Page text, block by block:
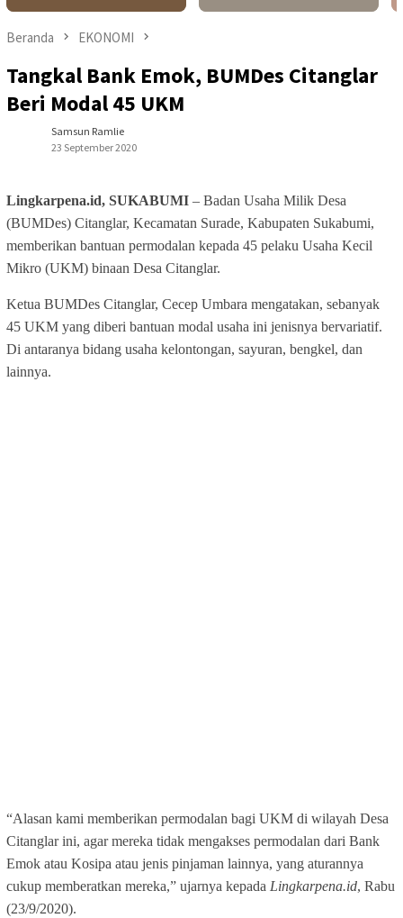
Beranda EKONOMI
Tangkal Bank Emok, BUMDes Citanglar
Beri Modal 45 UKM
Samsun Ramlie
23 September 2020
Lingkarpena.id, SUKABUMI – Badan Usaha Milik Desa
(BUMDes) Citanglar, Kecamatan Surade, Kabupaten Sukabumi,
memberikan bantuan permodalan kepada 45 pelaku Usaha Kecil
Mikro (UKM) binaan Desa Citanglar.
Ketua BUMDes Citanglar, Cecep Umbara mengatakan, sebanyak
45 UKM yang diberi bantuan modal usaha ini jenisnya bervariatif.
Di antaranya bidang usaha kelontongan, sayuran, bengkel, dan
lainnya.
“Alasan kami memberikan permodalan bagi UKM di wilayah Desa
Citanglar ini, agar mereka tidak mengakses permodalan dari Bank
Emok atau Kosipa atau jenis pinjaman lainnya, yang aturannya
cukup memberatkan mereka,” ujarnya kepada Lingkarpena.id, Rabu
(23/9/2020).